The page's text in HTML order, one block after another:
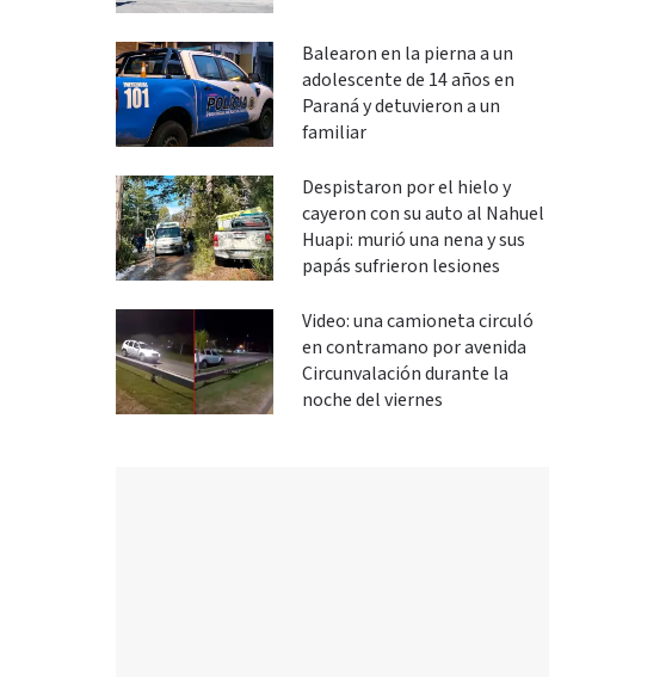
Balearon en la pierna a un
adolescente de 14 años en
Paraná y detuvieron a un
familiar
Despistaron por el hielo y
cayeron con su auto al Nahuel
Huapi: murió una nena y sus
papás sufrieron lesiones
Video: una camioneta circuló
en contramano por avenida
Circunvalación durante la
noche del viernes